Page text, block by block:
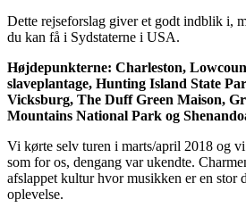
Dette rejseforslag giver et godt indblik i,
du kan få i Sydstaterne i USA.
Højdepunkterne: Charleston,
slaveplantage, Hunting Island State
Vicksburg, The Duff Green Maison,
Mountains National Park og
Vi kørte selv turen i marts/april 2018 og
som for os, dengang var ukendte.
afslappet kultur hvor musikken er en stor
oplevelse.